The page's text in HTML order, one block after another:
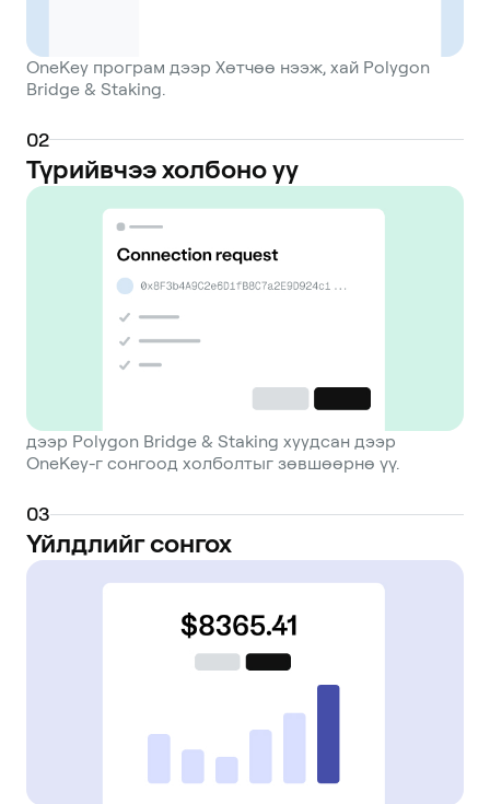
OneKey програм дээр Хөтчөө нээж, хай Polygon
Bridge & Staking.
02
Түрийвчээ холбоно уу
дээр Polygon Bridge & Staking хуудсан дээр
OneKey-г сонгоод холболтыг зөвшөөрнө үү.
03
Үйлдлийг сонгох